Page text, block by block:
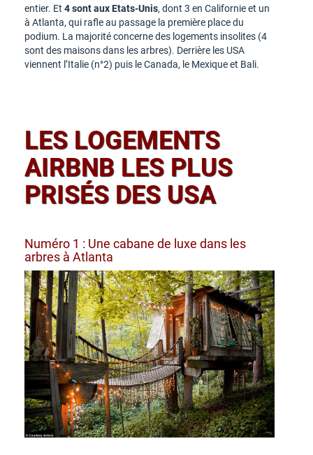
entier. Et 4 sont aux Etats-Unis, dont 3 en Californie et un
à Atlanta, qui rafle au passage la première place du
podium. La majorité concerne des logements insolites (4
sont des maisons dans les arbres). Derrière les USA
viennent l’Italie (n°2) puis le Canada, le Mexique et Bali.
LES LOGEMENTS
AIRBNB LES PLUS
PRISÉS DES USA
Numéro 1 : Une cabane de luxe dans les
arbres à Atlanta